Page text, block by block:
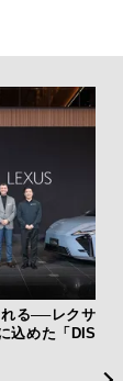
る──レクサ
込めた「DIS